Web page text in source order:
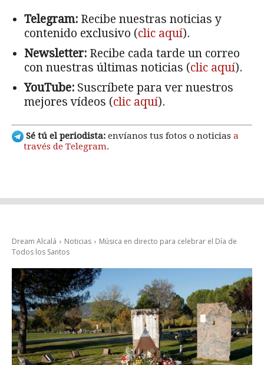
Telegram: Recibe nuestras noticias y
contenido exclusivo (clic aquí).
Newsletter: Recibe cada tarde un correo
con nuestras últimas noticias (clic aquí).
YouTube: Suscríbete para ver nuestros
mejores vídeos (clic aquí).
Sé tú el periodista: envíanos tus fotos o noticias a
través de Telegram.